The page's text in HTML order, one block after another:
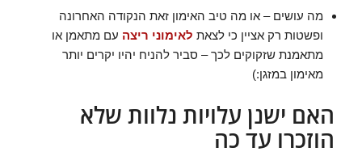
מה עושים – או מה טיב האימון זאת הנקודה האחרונה
ופשטות רק אציין כי לצאת לאימוני ריצה עם מתאמן או
מתאמנת שזקוקים לכך – סביר להניח יהיו יקרים יותר
מאימון במזגן:)
האם ישנן עלויות נלוות שלא
הוזכרו עד כה